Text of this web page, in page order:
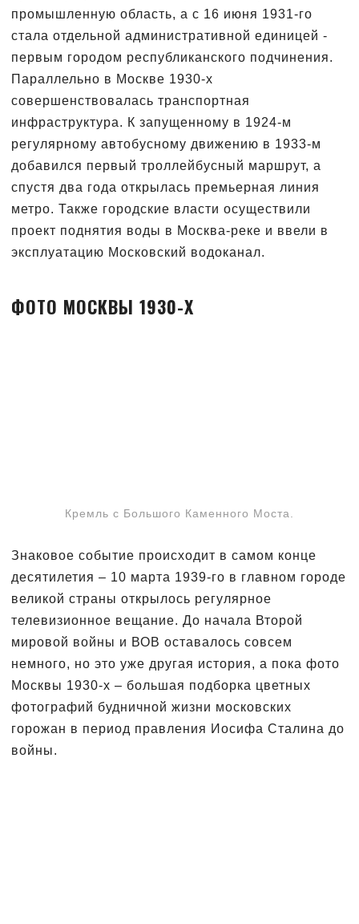
промышленную область, а с 16 июня 1931-го
стала отдельной административной единицей -
первым городом республиканского подчинения.
Параллельно в Москве 1930-х
совершенствовалась транспортная
инфраструктура. К запущенному в 1924-м
регулярному автобусному движению в 1933-м
добавился первый троллейбусный маршрут, а
спустя два года открылась премьерная линия
метро. Также городские власти осуществили
проект поднятия воды в Москва-реке и ввели в
эксплуатацию Московский водоканал.
ФОТО МОСКВЫ 1930-Х
Кремль с Большого Каменного Моста.
Знаковое событие происходит в самом конце
десятилетия – 10 марта 1939-го в главном городе
великой страны открылось регулярное
телевизионное вещание. До начала Второй
мировой войны и ВОВ оставалось совсем
немного, но это уже другая история, а пока фото
Москвы 1930-х – большая подборка цветных
фотографий будничной жизни московских
горожан в период правления Иосифа Сталина до
войны.